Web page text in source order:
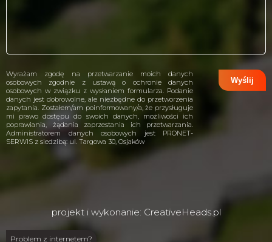
Problem z internetem?
Wyrażam zgodę na przetwarzanie moich danych
osobowych zgodnie z ustawą o ochronie danych
osobowych w związku z wysłaniem formularza. Podanie
danych jest dobrowolne, ale niezbędne do przetworzenia
zapytania. Zostałem/am poinformowany/a, że przysługuje
mi prawo dostępu do swoich danych, możliwości ich
poprawiania, żądania zaprzestania ich przetwarzania.
Administratorem danych osobowych jest PRONET-
SERWIS z siedzibą: ul. Targowa 30, Osjaków
projekt i wykonanie: CreativeHeads.pl